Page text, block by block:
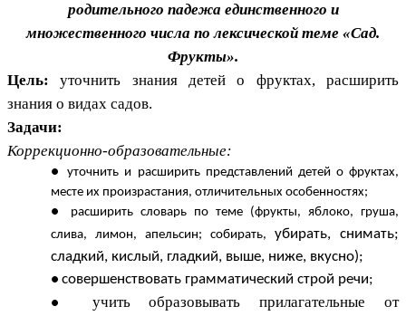
родительного падежа единственного и
множественного числа по лексической теме «Сад.
Фрукты».
Цель:уточнить знания детей о фруктах, расширить
знания о видах садов.
Задачи:
Коррекционно-образовательные:
уточнить и расширить представлений детей о фруктах,
месте их произрастания, отличительных особенностях;
расширить словарь по теме (фрукты, яблоко, груша,
слива, лимон, апельсин; собирать, убирать, снимать;
сладкий, кислый, гладкий, выше, ниже, вкусно);
совершенствовать грамматический строй речи;
учить образовывать прилагательные от